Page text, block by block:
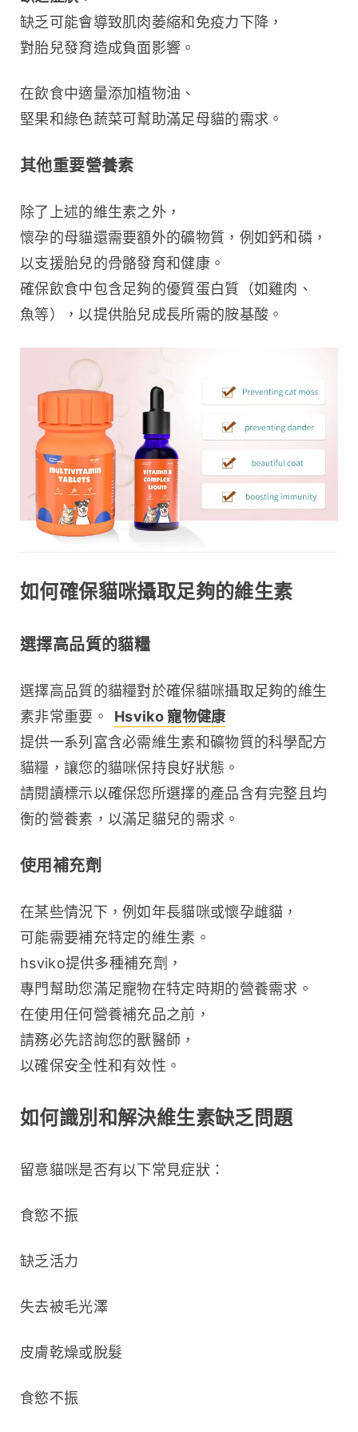
缺乏可能會導致肌肉萎縮和免疫力下降，
對胎兒發育造成負面影響。
在飲食中適量添加植物油、
堅果和綠色蔬菜可幫助滿足母貓的需求。
其他重要營養素
除了上述的維生素之外，
懷孕的母貓還需要額外的礦物質，例如鈣和磷，
以支援胎兒的骨骼發育和健康。
確保飲食中包含足夠的優質蛋白質（如雞肉、
魚等），以提供胎兒成長所需的胺基酸。
如何確保貓咪攝取足夠的維生素
選擇高品質的貓糧
選擇高品質的貓糧對於確保貓咪攝取足夠的維生
素非常重要。
Hsviko 寵物健康
提供一系列富含必需維生素和礦物質的科學配方
貓糧，讓您的貓咪保持良好狀態。
請閱讀標示以確保您所選擇的產品含有完整且均
衡的營養素，以滿足貓兒的需求。
使用補充劑
在某些情況下，例如年長貓咪或懷孕雌貓，
可能需要補充特定的維生素。
hsviko提供多種補充劑，
專門幫助您滿足寵物在特定時期的營養需求。
在使用任何營養補充品之前，
請務必先諮詢您的獸醫師，
以確保安全性和有效性。
如何識別和解決維生素缺乏問題
留意貓咪是否有以下常見症狀：
食慾不振
缺乏活力
失去被毛光澤
皮膚乾燥或脫髮
食慾不振